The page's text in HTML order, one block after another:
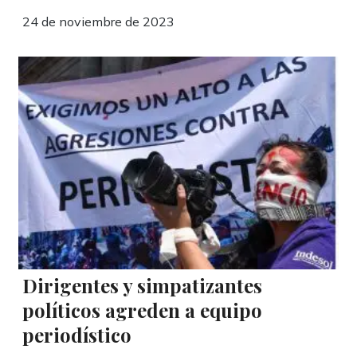
24 de noviembre de 2023
Dirigentes y simpatizantes
políticos agreden a equipo
periodístico